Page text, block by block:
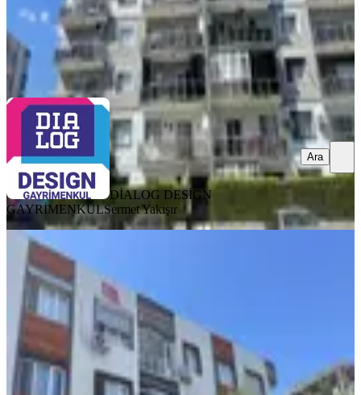
DİALOG DESİGN GAYRİMENKULSermet Yakışır
Ara
DİALOG DESİGN
GAYRİMENKULSermet Yakışır
Ara
YENİ
Masrafsız 3+1
Bornova, Atatürk Mahallesi
3+1· 103 m² Bahçe katı
4.765.000 ₺